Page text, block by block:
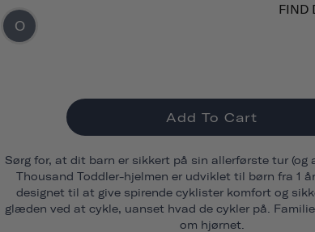
O
FIND
Add To Cart
Sørg for, at dit barn er sikkert på sin allerførste tur (og
Thousand Toddler-hjelmen er udviklet til børn fra 1
designet til at give spirende cyklister komfort og
glæden ved at cykle, uanset hvad de cykler på.
om hjørnet.